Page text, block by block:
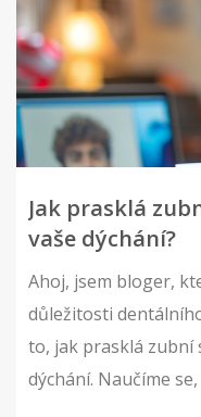
Jak prasklá
vaše dýchání?
Ahoj, jsem bloger,
důležitosti
to, jak prasklá zubní
dýchání. Naučíme